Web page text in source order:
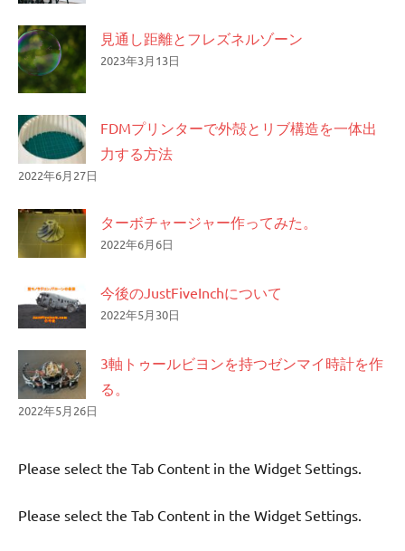
見通し距離とフレズネルゾーン
2023年3月13日
FDMプリンターで外殻とリブ構造を一体出
力する方法
2022年6月27日
ターボチャージャー作ってみた。
2022年6月6日
今後のJustFiveInchについて
2022年5月30日
3軸トゥールビヨンを持つゼンマイ時計を作
る。
2022年5月26日
Please select the Tab Content in the Widget Settings.
Please select the Tab Content in the Widget Settings.